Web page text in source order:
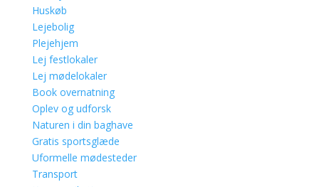
Huskøb
Lejebolig
Plejehjem
Lej festlokaler
Lej mødelokaler
Book overnatning
Oplev og udforsk
Naturen i din baghave
Gratis sportsglæde
Uformelle mødesteder
Transport